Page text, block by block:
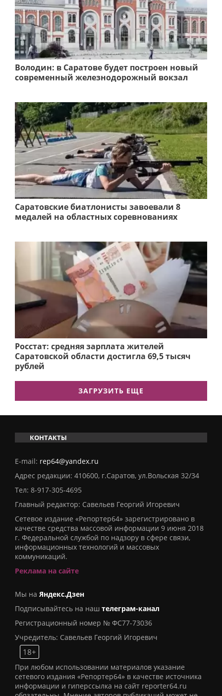
Володин: в Саратове будет построен новый
современный железнодорожный вокзал
Саратовские биатлонисты завоевали 8
медалей на областных соревнованиях
Росстат: средняя зарплата жителей
Саратовской области достигла 69,5 тысяч
рублей
ЗАГРУЗИТЬ ЕЩЕ
КОНТАКТЫ
E-mail: rep64@yandex.ru
Адрес редакции: 410600, г.Саратов, ул.Вольская 32/34
Тел: 8-917-305-4695
Главный редактор: Савельев Георгий Игоревич
Сетевое издание «Репортер64» зарегистрировано в
качестве средства массовой информации 9 июня 2018
г. Федеральной службой по надзору в сфере связи,
информационных технологий и массовых
коммуникаций.
Реклама на сайте
Мы на Яндекс.Дзен
Подписывайтесь на наш телеграм-канал
Регистрационный номер № ФС77-73036
Учредитель: Савельев Георгий Игоревич
18+
При любом использовании материалов указание
сетевого издания «Репортер64» в качестве источника
информации и гиперссылка на сайт reporter64.ru